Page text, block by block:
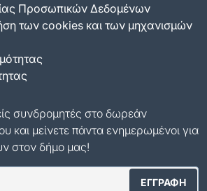
Προσωπικών Δεδομένων
των cookies και των μηχανισμών
συνδρομητές στο δωρεάν
και μείνετε πάντα ενημερωμένοι για
στον δήμο μας!